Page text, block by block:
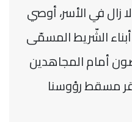
زال في الأسر، أوصي
الشّريط المسمّى
أمام المجاهدين
مسقط رؤوسنا